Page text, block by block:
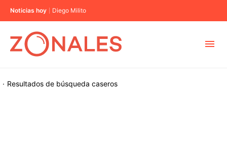
Noticias hoy Diego Milito
Resultados de búsqueda
· caseros